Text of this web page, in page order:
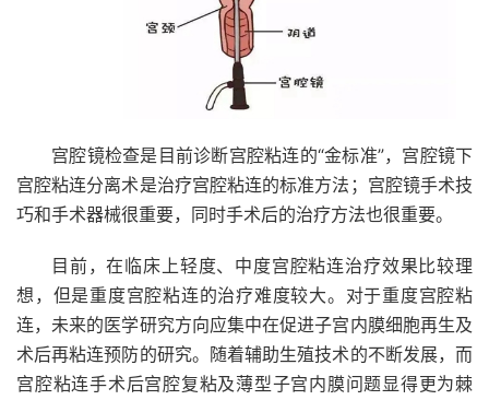
宫腔镜检查是目前诊断宫腔粘连的“金标准”，宫腔镜下
宫腔粘连分离术是治疗宫腔粘连的标准方法；宫腔镜手术技
巧和手术器械很重要，同时手术后的治疗方法也很重要。
目前，在临床上轻度、中度宫腔粘连治疗效果比较理
想，但是重度宫腔粘连的治疗难度较大。对于重度宫腔粘
连，未来的医学研究方向应集中在促进子宫内膜细胞再生及
术后再粘连预防的研究。随着辅助生殖技术的不断发展，而
宫腔粘连手术后宫腔复粘及薄型子宫内膜问题显得更为棘